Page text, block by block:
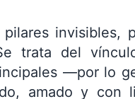
invisibles,
trata del
—por lo
amado y con